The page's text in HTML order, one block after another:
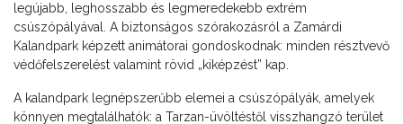
legújabb, leghosszabb és legmeredekebb extrém
csúszópályával. A biztonságos szórakozásról a Zamárdi
Kalandpark képzett animátorai gondoskodnak: minden résztvevő
védőfelszerelést valamint rövid „kiképzést” kap.
A kalandpark legnépszerűbb elemei a csúszópályák, amelyek
könnyen megtalálhatók: a Tarzan-üvöltéstől visszhangzó terület